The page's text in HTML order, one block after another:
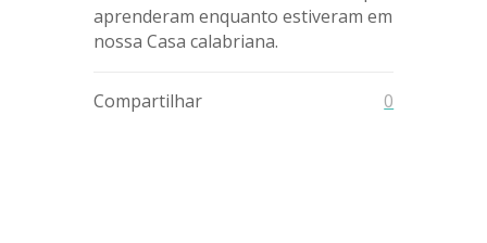
aprenderam enquanto estiveram em
nossa Casa calabriana.
Compartilhar 0